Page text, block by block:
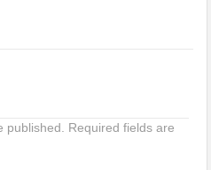
published.
Required fields are